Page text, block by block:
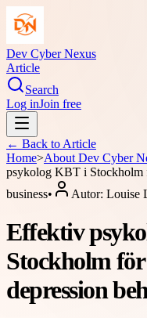
Dev Cyber Nexus
Article
Search
Log inJoin free
← Back to Article
Home>About Dev Cyber
psykolog KBT i Stockholm
business• Autor: Louise
Effektiv
Stockholm för
depression